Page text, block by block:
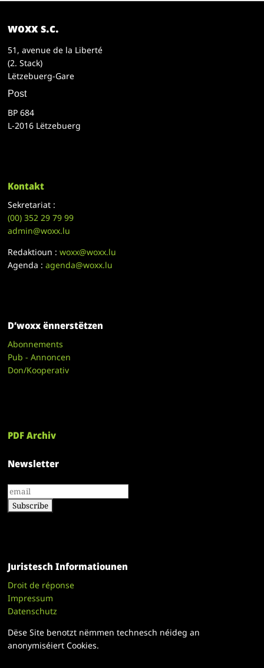
woxx s.c.
51, avenue de la Liberté
(2. Stack)
Lëtzebuerg-Gare
Post
BP 684
L-2016 Lëtzebuerg
Kontakt
Sekretariat :
(00)352 29 79 99
admin@woxx.lu
Redaktioun :woxx@woxx.lu
Agenda :agenda@woxx.lu
D’woxx ënnerstëtzen
Abonnements
Pub - Annoncen
Don/Kooperativ
PDF Archiv
Newsletter
Juristesch Informatiounen
Droit de réponse
Impressum
Datenschutz
Dëse Site benotzt nëmmen technesch néideg an
anonymiséiert Cookies.